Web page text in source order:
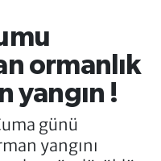
ormanlık
yangın !
günü
yangını
Fikstür